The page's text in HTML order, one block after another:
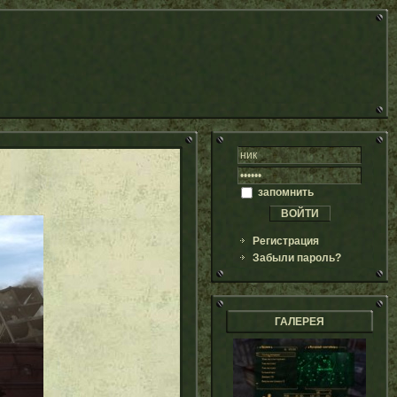
запомнить
Регистрация
Забыли пароль?
ГАЛЕРЕЯ